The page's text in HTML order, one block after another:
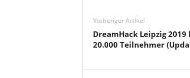
Vorheriger Artikel
DreamHack Leipzig
20.000 Teilnehmer